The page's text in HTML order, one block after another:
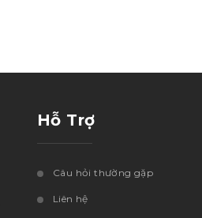
Hỗ Trợ
Câu hỏi thường gặp
Liên hệ